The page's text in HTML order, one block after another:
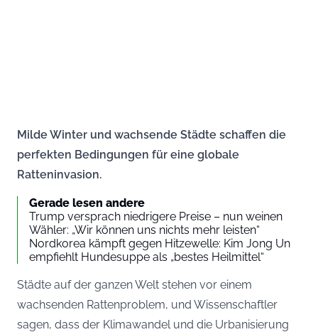
Milde Winter und wachsende Städte schaffen die
perfekten Bedingungen für eine globale
Ratteninvasion.
Gerade lesen andere
Trump versprach niedrigere Preise – nun weinen
Wähler: „Wir können uns nichts mehr leisten“
Nordkorea kämpft gegen Hitzewelle: Kim Jong Un
empfiehlt Hundesuppe als „bestes Heilmittel“
Städte auf der ganzen Welt stehen vor einem
wachsenden Rattenproblem, und Wissenschaftler
sagen, dass der Klimawandel und die Urbanisierung